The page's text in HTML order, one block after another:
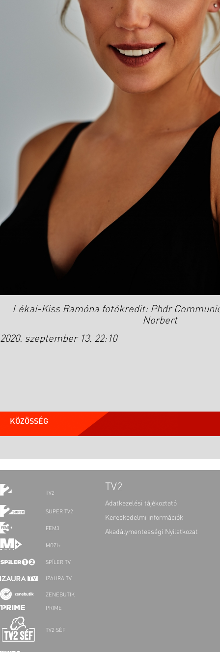
Lékai-Kiss Ramóna fotókredit: Phdr
Norbert
2020. szeptember 13. 22:10
KÖZÖSSÉG
TV2
SUPER TV2
FEM3
MOZI+
SPÍLER TV
IZAURA TV
ZENEBUTIK
PRIME
TV2 SÉF
TV2
Adatkezelési tájékoztató
Kereskedelmi információk
Akadálymentességi Nyilatkozat